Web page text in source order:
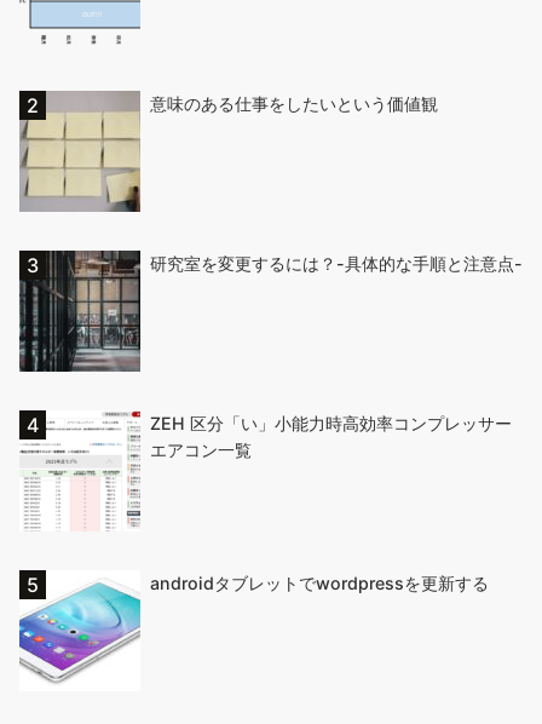
意味のある仕事をしたいという価値観
研究室を変更するには？-具体的な手順と注意点-
ZEH 区分「い」小能力時高効率コンプレッサー
エアコン一覧
androidタブレットでwordpressを更新する